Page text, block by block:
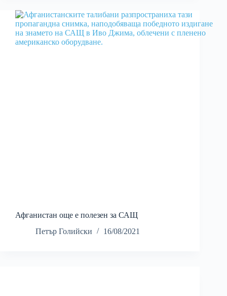
Афганистан още е полезен за САЩ
Петър Голийски
16/08/2021